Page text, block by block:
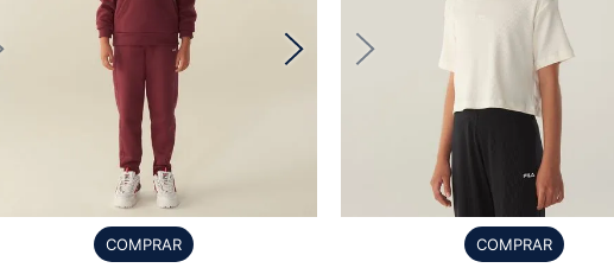
COMPRAR COMPRAR